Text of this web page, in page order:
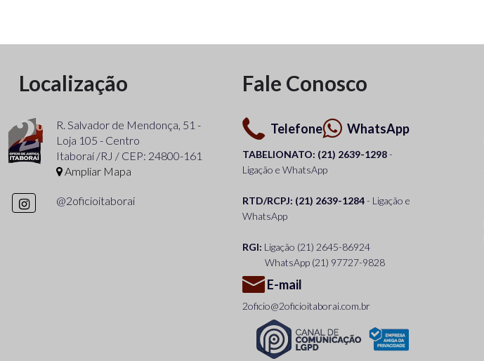
Localização
R. Salvador de Mendonça, 51 -
Loja 105 - Centro
Itaboraí /RJ / CEP: 24800-161
Ampliar Mapa
@2oficioitaborai
Fale Conosco
Telefone WhatsApp
TABELIONATO: (21) 2639-1298 -
Ligação e WhatsApp
RTD/RCPJ: (21) 2639-1284 - Ligação e
WhatsApp
RGI: Ligação (21) 2645-86924
WhatsApp (21) 97727-9828
E-mail
2oficio@2oficioitaborai.com.br